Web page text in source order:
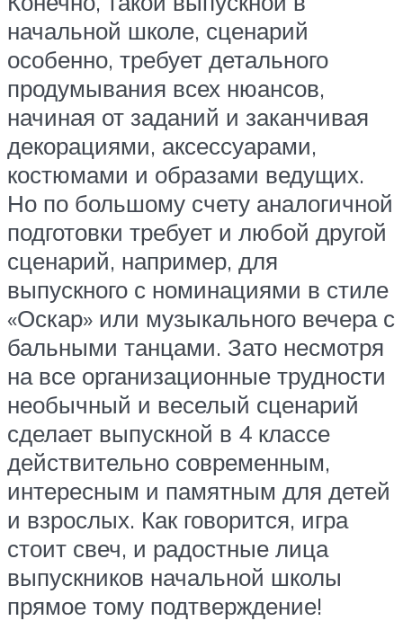
начальной школе, сценарий
особенно, требует детального
продумывания всех нюансов,
начиная от заданий и заканчивая
декорациями, аксессуарами,
костюмами и образами ведущих.
Но по большому счету аналогичной
подготовки требует и любой другой
сценарий, например, для
выпускного с номинациями в стиле
«Оскар» или музыкального вечера с
бальными танцами. Зато несмотря
на все организационные трудности
необычный и веселый сценарий
сделает выпускной в 4 классе
действительно современным,
интересным и памятным для детей
и взрослых. Как говорится, игра
стоит свеч, и радостные лица
выпускников начальной школы
прямое тому подтверждение!